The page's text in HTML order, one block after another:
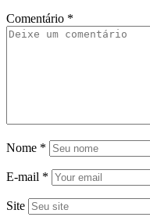
Comentário *
Nome *
E-mail *
Site